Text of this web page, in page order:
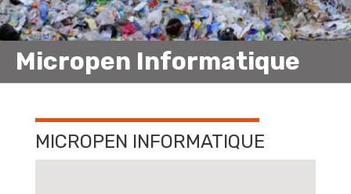
Micropen Informatique
MICROPEN INFORMATIQUE